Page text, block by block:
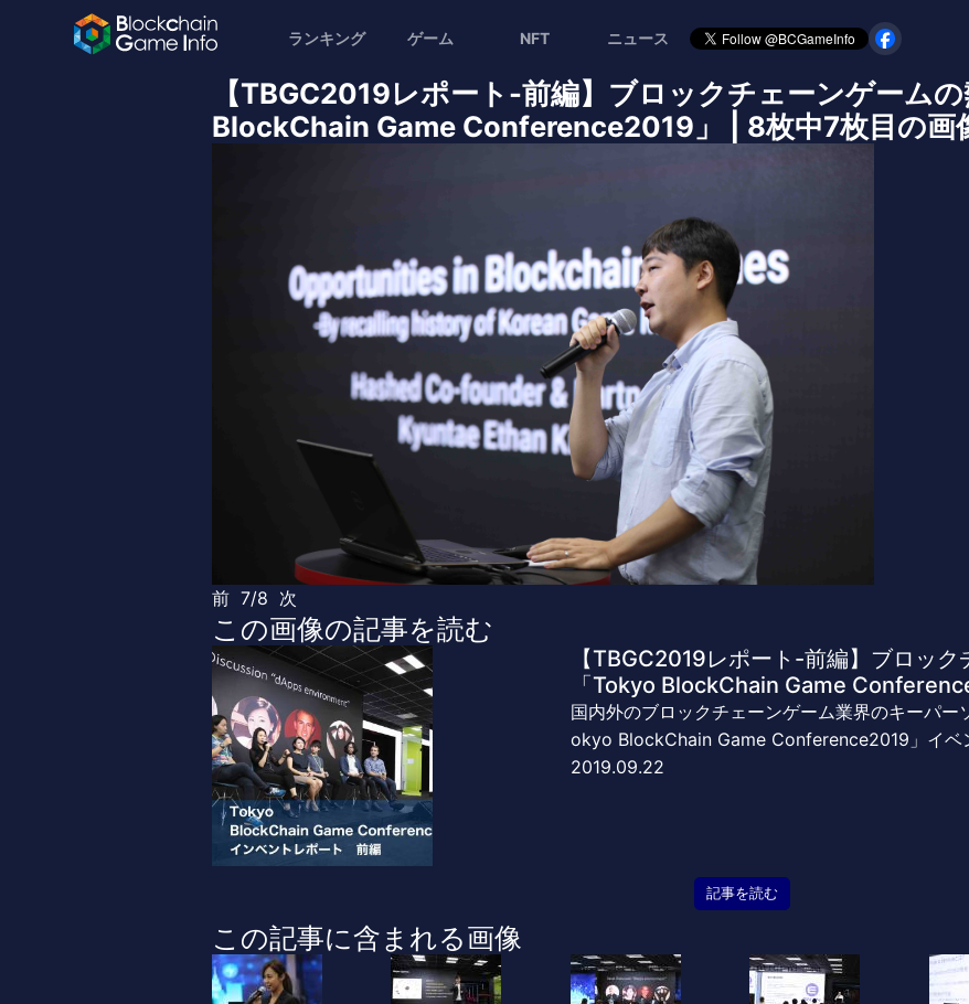
ランキング ゲーム NFT ニュース
【TBGC2019レポート-前編】ブロックチェーンゲーム
BlockChain Game Conference2019」 | 8枚中7枚目の画
前 7/8 次
この画像の記事を読む
【TBGC2019レポート-前編】ブロッ
「Tokyo BlockChain Game
国内外のブロックチェーンゲーム業界のキーパ
okyo BlockChain Game Conference2019」イベ
2019.09.22
記事を読む
この記事に含まれる画像